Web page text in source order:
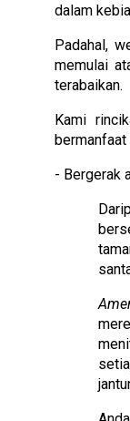
dalam
Padahal,
memulai
terabaikan.
Kami
bermanfaat
- Bergerak